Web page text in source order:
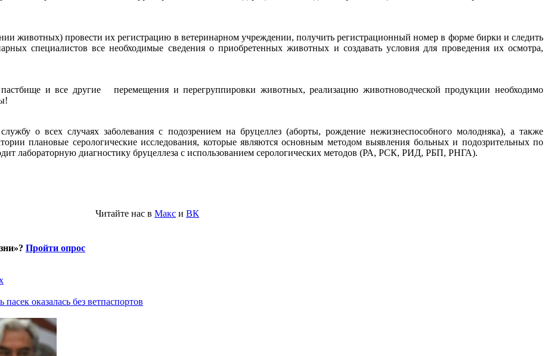
животных) провести их регистрацию в ветеринарном учреждении, получить регистрационный номер в форме бирки и следить
специалистов все необходимые сведения о приобретенных животных и создавать условия для проведения их осмотра,
и все другие перемещения и перегруппировки животных, реализацию животноводческой продукции необходимо
о всех случаях заболевания с подозрением на бруцеллез (аборты, рождение нежизнеспособного молодняка), а также
плановые серологические исследования, которые являются основным методом выявления больных и подозрительных по
лабораторную диагностику бруцеллеза с использованием серологических методов (РА, РСК, РИД, РБП, РНГА).
Читайте нас в Макс и ВК
Пройти опрос
оказалась без ветпаспортов